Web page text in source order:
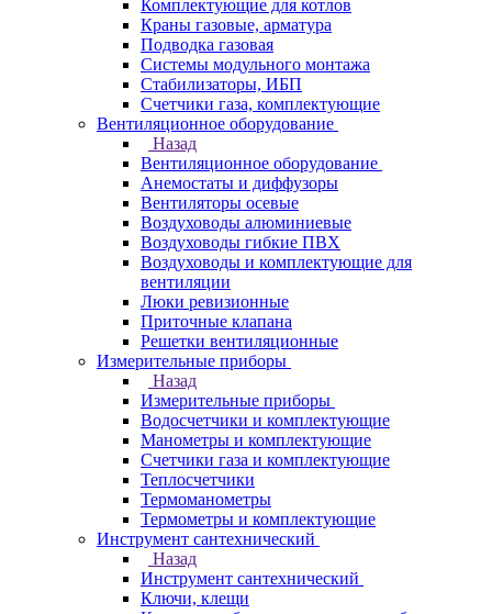
Комплектующие для котлов
Краны газовые, арматура
Подводка газовая
Системы модульного монтажа
Стабилизаторы, ИБП
Счетчики газа, комплектующие
Вентиляционное оборудование
Назад
Вентиляционное оборудование
Анемостаты и диффузоры
Вентиляторы осевые
Воздуховоды алюминиевые
Воздуховоды гибкие ПВХ
Воздуховоды и комплектующие для
вентиляции
Люки ревизионные
Приточные клапана
Решетки вентиляционные
Измерительные приборы
Назад
Измерительные приборы
Водосчетчики и комплектующие
Манометры и комплектующие
Счетчики газа и комплектующие
Теплосчетчики
Термоманометры
Термометры и комплектующие
Инструмент сантехнический
Назад
Инструмент сантехнический
Ключи, клещи